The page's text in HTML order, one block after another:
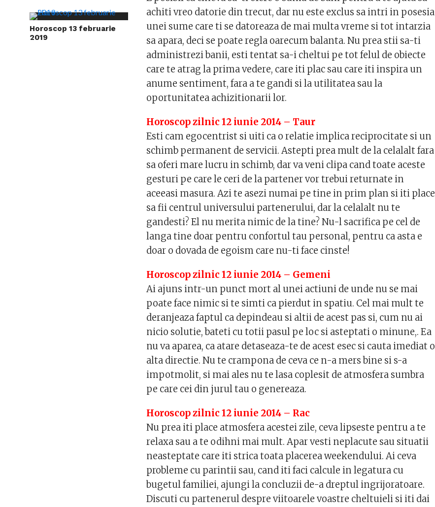
Horoscop 13 februarie
2019
achiti vreo datorie din trecut, dar nu este exclus sa intri in posesia
unei sume care ti se datoreaza de mai multa vreme si tot intarzia
sa apara, deci se poate regla oarecum balanta. Nu prea stii sa-ti
administrezi banii, esti tentat sa-i cheltui pe tot felul de obiecte
care te atrag la prima vedere, care iti plac sau care iti inspira un
anume sentiment, fara a te gandi si la utilitatea sau la
oportunitatea achizitionarii lor.
Horoscop zilnic 12 iunie 2014 – Taur
Esti cam egocentrist si uiti ca o relatie implica reciprocitate si un
schimb permanent de servicii. Astepti prea mult de la celalalt fara
sa oferi mare lucru in schimb, dar va veni clipa cand toate aceste
gesturi pe care le ceri de la partener vor trebui returnate in
aceeasi masura. Azi te asezi numai pe tine in prim plan si iti place
sa fii centrul universului partenerului, dar la celalalt nu te
gandesti? El nu merita nimic de la tine? Nu-l sacrifica pe cel de
langa tine doar pentru confortul tau personal, pentru ca asta e
doar o dovada de egoism care nu-ti face cinste!
Horoscop zilnic 12 iunie 2014 – Gemeni
Ai ajuns intr-un punct mort al unei actiuni de unde nu se mai
poate face nimic si te simti ca pierdut in spatiu. Cel mai mult te
deranjeaza faptul ca depindeau si altii de acest pas si, cum nu ai
nicio solutie, bateti cu totii pasul pe loc si asteptati o minune,. Ea
nu va aparea, ca atare detaseaza-te de acest esec si cauta imediat o
alta directie. Nu te crampona de ceva ce n-a mers bine si s-a
impotmolit, si mai ales nu te lasa coplesit de atmosfera sumbra
pe care cei din jurul tau o genereaza.
Horoscop zilnic 12 iunie 2014 – Rac
Nu prea iti place atmosfera acestei zile, ceva lipseste pentru a te
relaxa sau a te odihni mai mult. Apar vesti neplacute sau situatii
neasteptate care iti strica toata placerea weekendului. Ai ceva
probleme cu parintii sau, cand iti faci calcule in legatura cu
bugetul familiei, ajungi la concluzii de-a dreptul ingrijoratoare.
Discuti cu partenerul despre viitoarele voastre cheltuieli si iti dai